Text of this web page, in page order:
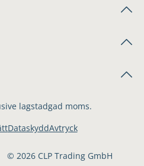
lagstadgad moms.
© 2026 CLP Trading GmbH
DataskyddAvtryck